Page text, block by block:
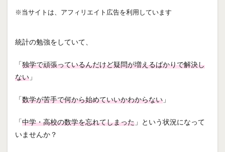
※当サイトは、アフィリエイト広告を利用しています
統計の勉強をしていて、
「独学で頑張っているんだけど疑問が増えるばかりで解決し
ない 」
「数学が苦手で何から始めていいかわからない 」
「中学・高校の数学を忘れてしまった 」という状況になって
いませんか？